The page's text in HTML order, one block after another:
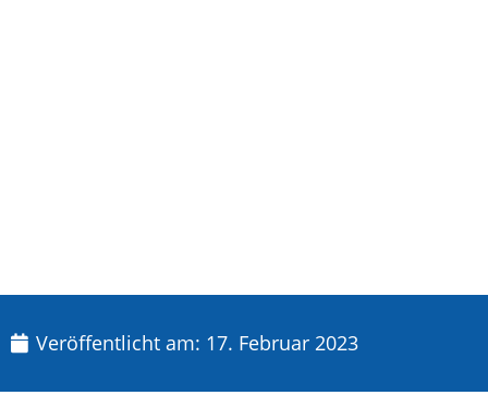
Veröffentlicht am: 17. Februar 2023